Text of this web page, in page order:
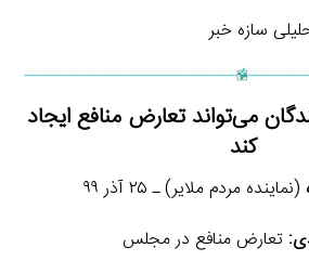
سازه خبر
می‌تواند تعارض منافع ایجاد
کند
(نماینده مردم ملایر) ـ ۲۵ آذر ۹۹
تعارض منافع در مجلس